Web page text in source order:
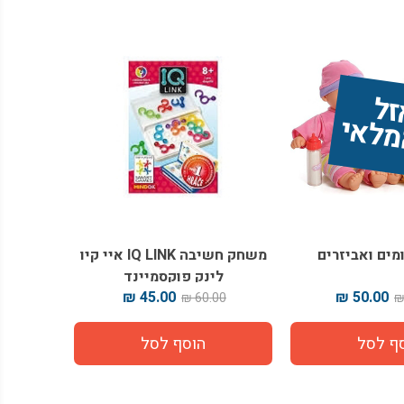
ואביזרים
50.00 ₪
משחק חשיבה IQ LINK איי קיו
לינק פוקסמיינד
60.00 ₪
45.00 ₪